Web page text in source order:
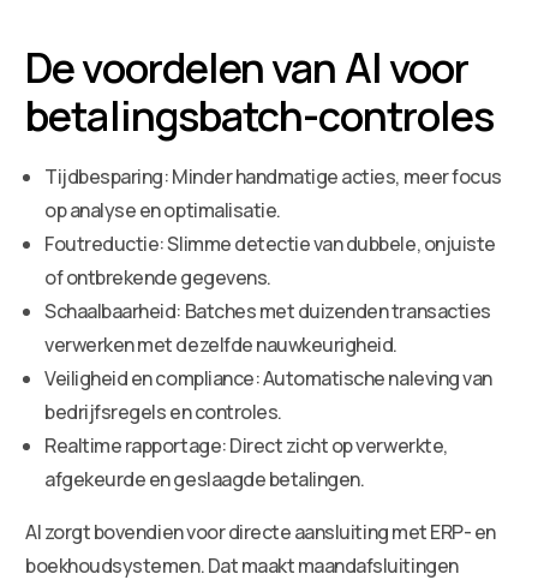
De voordelen van AI voor
betalingsbatch-controles
Tijdbesparing: Minder handmatige acties, meer focus
op analyse en optimalisatie.
Foutreductie: Slimme detectie van dubbele, onjuiste
of ontbrekende gegevens.
Schaalbaarheid: Batches met duizenden transacties
verwerken met dezelfde nauwkeurigheid.
Veiligheid en compliance: Automatische naleving van
bedrijfsregels en controles.
Realtime rapportage: Direct zicht op verwerkte,
afgekeurde en geslaagde betalingen.
AI zorgt bovendien voor directe aansluiting met ERP- en
boekhoudsystemen. Dat maakt maandafsluitingen